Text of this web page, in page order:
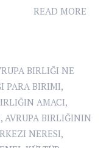
READ MORE
BIRLIĞI NE
PARA BIRIMI,
AMACI,
, AVRUPA BIRLIĞININ
NERESI,